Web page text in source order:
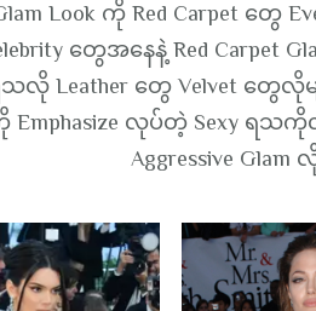
Look ကို Red Carpet တွေ
တွေအနေနဲ့ Red Carpet
Leather တွေ Velvet တွေလိုမ
Emphasize လုပ်တဲ့ Sexy
Aggressive